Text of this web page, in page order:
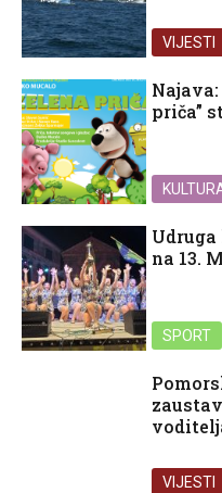
VIJESTI
priča”
na 13.
SPORT
VIJESTI